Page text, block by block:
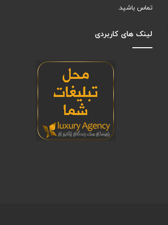
تماس باشید.
لینک های کاربردی